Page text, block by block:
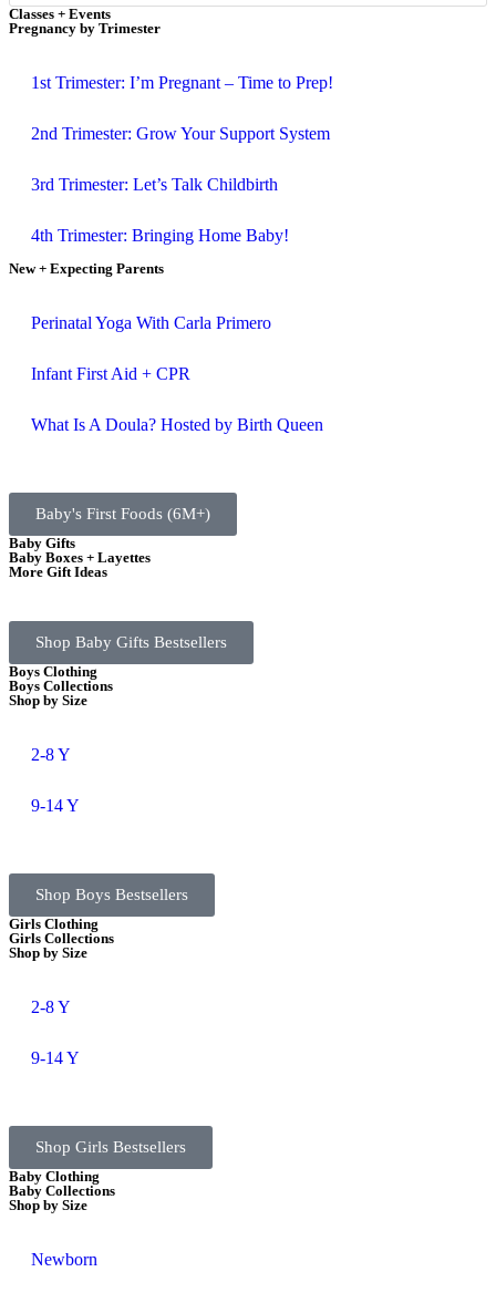
Classes + Events
Pregnancy by Trimester
1st Trimester: I’m Pregnant – Time to Prep!
2nd Trimester: Grow Your Support System
3rd Trimester: Let’s Talk Childbirth
4th Trimester: Bringing Home Baby!
New + Expecting Parents
Perinatal Yoga With Carla Primero
Infant First Aid + CPR
What Is A Doula? Hosted by Birth Queen
Baby's First Foods (6M+)
Baby Gifts
Baby Boxes + Layettes
More Gift Ideas
Shop Baby Gifts Bestsellers
Boys Clothing
Boys Collections
Shop by Size
2-8 Y
9-14 Y
Shop Boys Bestsellers
Girls Clothing
Girls Collections
Shop by Size
2-8 Y
9-14 Y
Shop Girls Bestsellers
Baby Clothing
Baby Collections
Shop by Size
Newborn